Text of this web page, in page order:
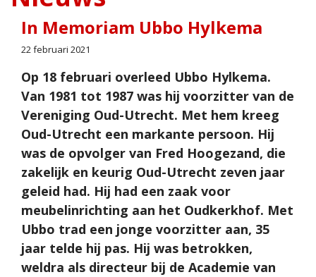
In Memoriam Ubbo Hylkema
22 februari 2021
Op 18 februari overleed Ubbo Hylkema.
Van 1981 tot 1987 was hij voorzitter van de
Vereniging Oud-Utrecht. Met hem kreeg
Oud-Utrecht een markante persoon. Hij
was de opvolger van Fred Hoogezand, die
zakelijk en keurig Oud-Utrecht zeven jaar
geleid had. Hij had een zaak voor
meubelinrichting aan het Oudkerkhof. Met
Ubbo trad een jonge voorzitter aan, 35
jaar telde hij pas. Hij was betrokken,
weldra als directeur bij de Academie van